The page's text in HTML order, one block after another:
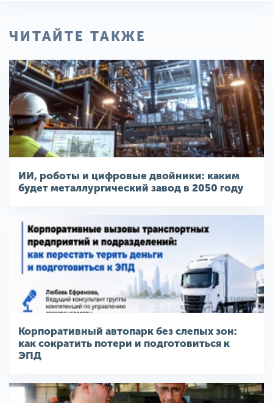
ЧИТАЙТЕ ТАКЖЕ
ИИ, роботы и цифровые двойники: каким
будет металлургический завод в 2050 году
Корпоративный автопарк без слепых зон:
как сократить потери и подготовиться к
ЭПД